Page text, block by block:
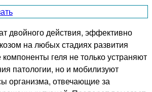
двойного действия, эффективно
на любых стадиях развития
геля не только устраняют
патологии, но и мобилизуют
организма, отвечающие за